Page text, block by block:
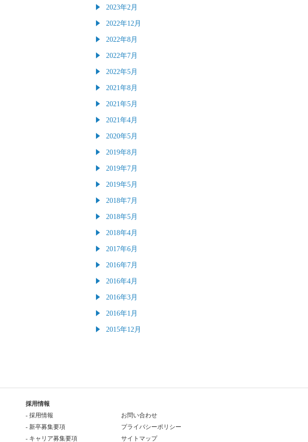
2023年2月
2022年12月
2022年8月
2022年7月
2022年5月
2021年8月
2021年5月
2021年4月
2020年5月
2019年8月
2019年7月
2019年5月
2018年7月
2018年5月
2018年4月
2017年6月
2016年7月
2016年4月
2016年3月
2016年1月
2015年12月
採用情報
- 採用情報
- 新卒募集要項
- キャリア募集要項
お問い合わせ
プライバシーポリシー
サイトマップ